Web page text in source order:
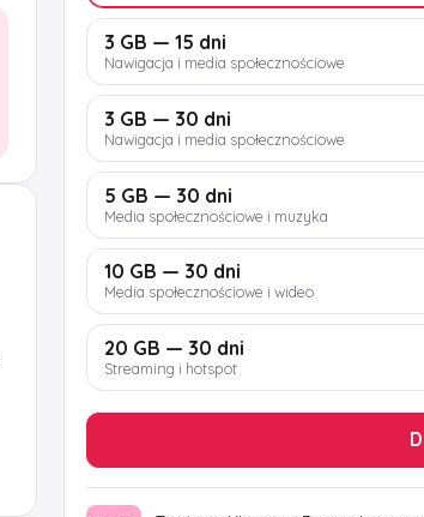
3 GB — 15 dni
Nawigacja i media społecznościowe
3 GB — 30 dni
Nawigacja i media społecznościowe
5 GB — 30 dni
Media społecznościowe i muzyka
10 GB — 30 dni
Media społecznościowe i wideo
20 GB — 30 dni
Streaming i hotspot